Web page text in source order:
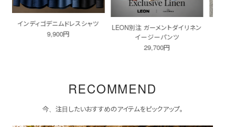
LEON別注 ガーメントダイリネン
イージーパンツ
マルチ刺繍ストライプシャツ
14,800円
RECOMMEND
今、注目したいおすすめのアイテムをピックアップ。